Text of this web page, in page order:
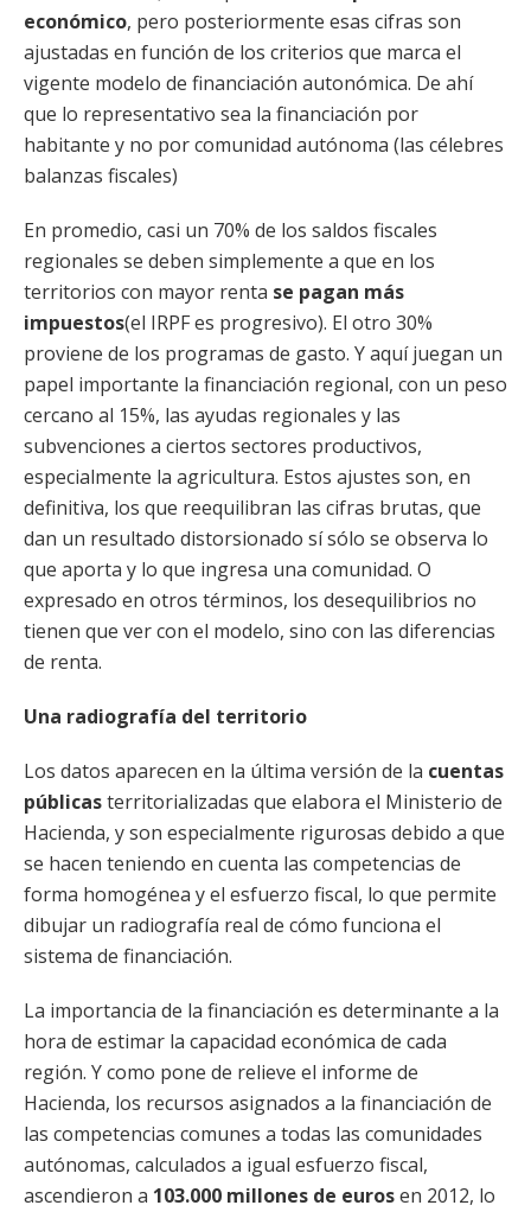
económico, pero posteriormente esas cifras son
ajustadas en función de los criterios que marca el
vigente modelo de financiación autonómica. De ahí
que lo representativo sea la financiación por
habitante y no por comunidad autónoma (las célebres
balanzas fiscales)
En promedio, casi un 70% de los saldos fiscales
regionales se deben simplemente a que en los
territorios con mayor renta se pagan más
impuestos(el IRPF es progresivo). El otro 30%
proviene de los programas de gasto. Y aquí juegan un
papel importante la financiación regional, con un peso
cercano al 15%, las ayudas regionales y las
subvenciones a ciertos sectores productivos,
especialmente la agricultura. Estos ajustes son, en
definitiva, los que reequilibran las cifras brutas, que
dan un resultado distorsionado sí sólo se observa lo
que aporta y lo que ingresa una comunidad. O
expresado en otros términos, los desequilibrios no
tienen que ver con el modelo, sino con las diferencias
de renta.
Una radiografía del territorio
Los datos aparecen en la última versión de la cuentas
públicasterritorializadas que elabora el Ministerio de
Hacienda, y son especialmente rigurosas debido a que
se hacen teniendo en cuenta las competencias de
forma homogénea y el esfuerzo fiscal, lo que permite
dibujar un radiografía real de cómo funciona el
sistema de financiación.
La importancia de la financiación es determinante a la
hora de estimar la capacidad económica de cada
región. Y como pone de relieve el informe de
Hacienda, los recursos asignados a la financiación de
las competencias comunes a todas las comunidades
autónomas, calculados a igual esfuerzo fiscal,
ascendieron a 103.000 millones de eurosen 2012, lo